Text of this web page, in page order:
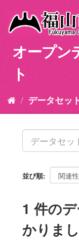
オープン
ト
データセッ
並び順
1 件の
かりま